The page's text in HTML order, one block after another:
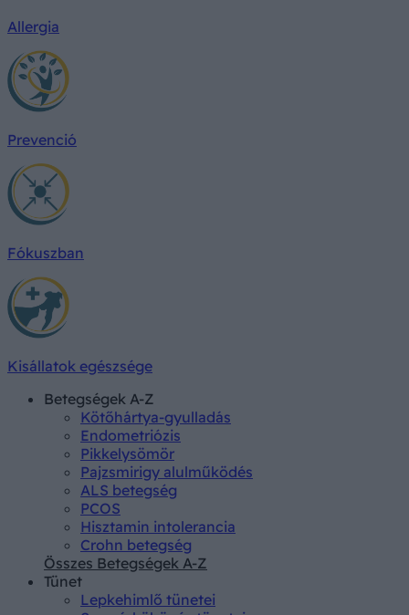
Allergia
Prevenció
Fókuszban
Kisállatok egészsége
Betegségek A-Z
Kötőhártya-gyulladás
Endometriózis
Pikkelysömör
Pajzsmirigy alulműködés
ALS betegség
PCOS
Hisztamin intolerancia
Crohn betegség
Összes Betegségek A-Z
Tünet
Lepkehimlő tünetei